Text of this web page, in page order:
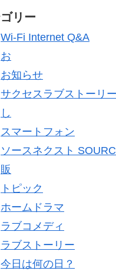
リー
Wi-Fi Internet Q&A
お
お知らせ
サクセスラブストーリー
し
スマートフォン
ソースネクスト
販
トピック
ホームドラマ
ラブコメディ
ラブストーリー
今日は何の日？